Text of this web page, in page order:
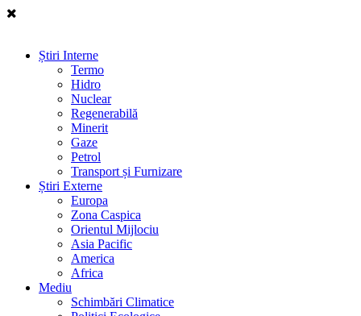
Știri Interne
Termo
Hidro
Nuclear
Regenerabilă
Minerit
Gaze
Petrol
Transport și Furnizare
Știri Externe
Europa
Zona Caspica
Orientul Mijlociu
Asia Pacific
America
Africa
Mediu
Schimbări Climatice